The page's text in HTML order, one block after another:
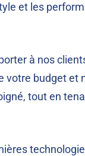
et les
à nos
votre budget et
tout en